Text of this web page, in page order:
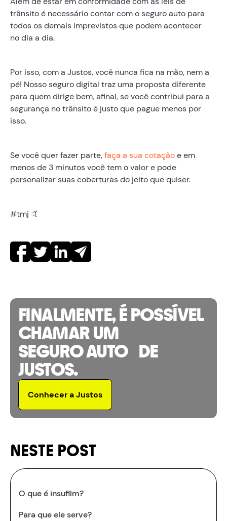
trânsito é necessário contar com o seguro auto para
todos os demais imprevistos que podem acontecer
no dia a dia.
Por isso, com a Justos, você nunca fica na mão, nem a
pé! Nosso seguro digital traz uma proposta diferente
para quem dirige bem, afinal, se você contribui para a
segurança no trânsito é justo que pague menos por
isso.
Se você quer fazer parte,faça a sua cotaçãoe em
menos de 3 minutos você tem o valor e pode
personalizar suas coberturas do jeito que quiser.
#tmj 🤙
FINALMENTE, É POSSÍVEL
CHAMAR UM
SEGURO AUTO DE
JUSTOS.
Conhecer a Justos
NESTE POST
O que é insufilm?
Para que ele serve?